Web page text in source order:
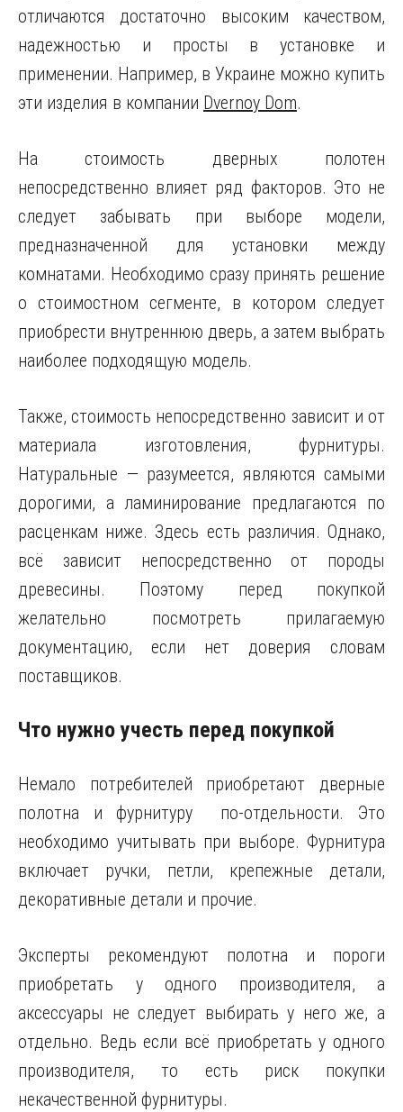
отличаются достаточно высоким качеством,
надежностью и просты в установке и
применении. Например, в Украине можно купить
эти изделия в компании Dvernoy Dom.
На стоимость дверных полотен
непосредственно влияет ряд факторов. Это не
следует забывать при выборе модели,
предназначенной для установки между
комнатами. Необходимо сразу принять решение
о стоимостном сегменте, в котором следует
приобрести внутреннюю дверь, а затем выбрать
наиболее подходящую модель.
Также, стоимость непосредственно зависит и от
материала изготовления, фурнитуры.
Натуральные — разумеется, являются самыми
дорогими, а ламинирование предлагаются по
расценкам ниже. Здесь есть различия. Однако,
всё зависит непосредственно от породы
древесины. Поэтому перед покупкой
желательно посмотреть прилагаемую
документацию, если нет доверия словам
поставщиков.
Что нужно учесть перед покупкой
Немало потребителей приобретают дверные
полотна и фурнитуру по-отдельности. Это
необходимо учитывать при выборе. Фурнитура
включает ручки, петли, крепежные детали,
декоративные детали и прочие.
Эксперты рекомендуют полотна и пороги
приобретать у одного производителя, а
аксессуары не следует выбирать у него же, а
отдельно. Ведь если всё приобретать у одного
производителя, то есть риск покупки
некачественной фурнитуры.